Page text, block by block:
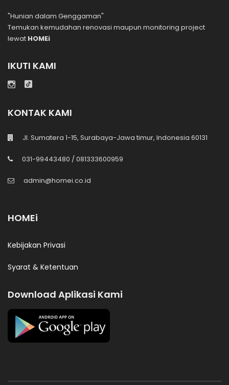
"Hunian dalam Genggaman"
Temukan kemudahan renovasi maupun monitoring project
lewat HOMEi
IKUTI KAMI
KONTAK KAMI
Jl. Sumatera 1-15, Surabaya-Jawa timur, Indonesia 60131
031-99443480 / 081333600959
admin@homei.co.id
HOMEi
Kebijakan Privasi
Syarat & Ketentuan
Download Aplikasi Kami